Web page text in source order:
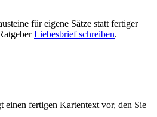
für eigene Sätze statt fertiger
Liebesbrief schreiben.
einen fertigen Kartentext vor, den Sie